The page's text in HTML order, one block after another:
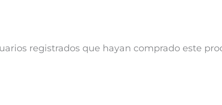
registrados que hayan comprado este